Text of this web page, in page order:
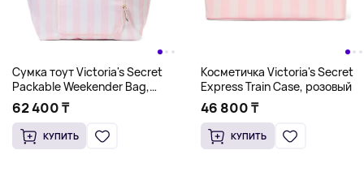
Сумка тоут Victoria's Secret
Packable Weekender Bag,
розовый/белый
62 400 ₸
КУПИТЬ
Косметичка Victoria's Secret
Express Train Case, розовый
46 800 ₸
КУПИТЬ